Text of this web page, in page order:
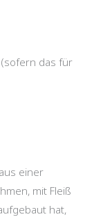
das für
einer
mit Fleiß
hat,